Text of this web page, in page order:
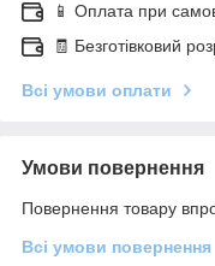
📱 Оплата при
🧾 Безготівковий
Всі умови оплати
Умови повернення
Повернення товару
Всі умови повернення